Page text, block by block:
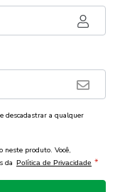
descadastrar a qualquer
neste produto. Você,
da Política de Privacidade *